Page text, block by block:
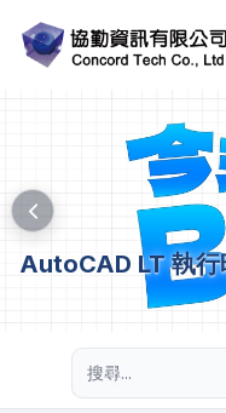
AutoCAD LT 執行